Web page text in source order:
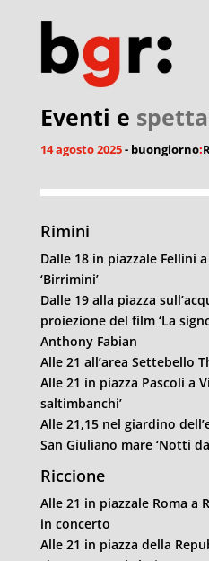
Eventi e
14 agosto 2025- buongiorno:
Rimini
Dalle 18 in piazzale Fellini a
‘Birrimini’
Dalle 19 alla piazza
proiezione del film ‘La
Anthony Fabian
Alle 21 all’area Settebello
Alle 21 in piazza Pascoli a
saltimbanchi’
Alle 21,15 nel giardino
San Giuliano mare ‘Notti
Riccione
Alle 21 in piazzale Roma a
in concerto
Alle 21 in piazza della